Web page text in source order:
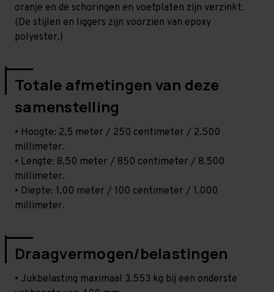
oranje en de schoringen en voetplaten zijn verzinkt.
(De stijlen en liggers zijn voorzien van epoxy
polyester.)
Totale afmetingen van deze
samenstelling
• Hoogte: 2,5 meter / 250 centimeter / 2.500
millimeter.
• Lengte: 8,50 meter / 850 centimeter / 8.500
millimeter.
• Diepte: 1,00 meter / 100 centimeter / 1.000
millimeter.
Draagvermogen/belastingen
• Jukbelasting maximaal 3.553 kg bij een onderste